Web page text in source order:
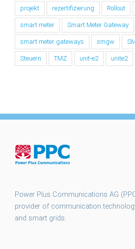
projekt rezertifizierung Rollout
smart meter Smart Meter Gateway
smart meter gateways smgw
Steuern TMZ unit-e2 unite2
Power Plus Communications AG
provider of communication
and smart grids.